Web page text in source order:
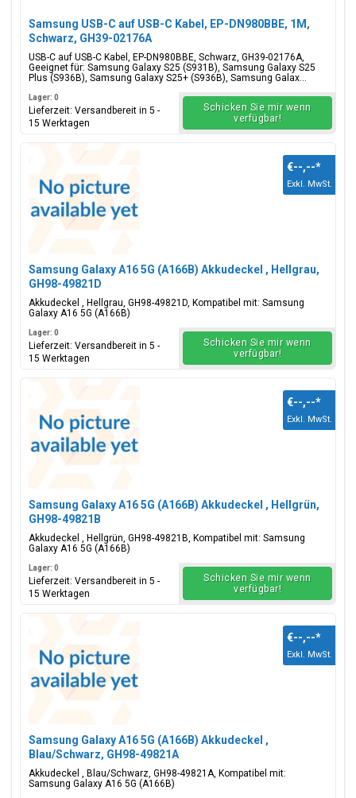
Samsung USB-C auf USB-C Kabel, EP-DN980BBE, 1M,
Schwarz, GH39-02176A
USB-C auf USB-C Kabel, EP-DN980BBE, Schwarz, GH39-02176A,
Geeignet für: Samsung Galaxy S25 (S931B), Samsung Galaxy S25
Plus (S936B), Samsung Galaxy S25+ (S936B), Samsung Galax...
Lager: 0
Lieferzeit: Versandbereit in 5 -
15 Werktagen
Schicken Sie mir wenn
verfügbar!
Samsung Galaxy A16 5G (A166B) Akkudeckel , Hellgrau,
GH98-49821D
Akkudeckel , Hellgrau, GH98-49821D, Kompatibel mit: Samsung
Galaxy A16 5G (A166B)
€--,--*
Exkl. MwSt.
Lager: 0
Lieferzeit: Versandbereit in 5 -
15 Werktagen
Schicken Sie mir wenn
verfügbar!
Samsung Galaxy A16 5G (A166B) Akkudeckel , Hellgrün,
GH98-49821B
Akkudeckel , Hellgrün, GH98-49821B, Kompatibel mit: Samsung
Galaxy A16 5G (A166B)
€--,--*
Exkl. MwSt.
Lager: 0
Lieferzeit: Versandbereit in 5 -
15 Werktagen
Schicken Sie mir wenn
verfügbar!
Samsung Galaxy A16 5G (A166B) Akkudeckel ,
Blau/Schwarz, GH98-49821A
Akkudeckel , Blau/Schwarz, GH98-49821A, Kompatibel mit:
Samsung Galaxy A16 5G (A166B)
€--,--*
Exkl. MwSt.